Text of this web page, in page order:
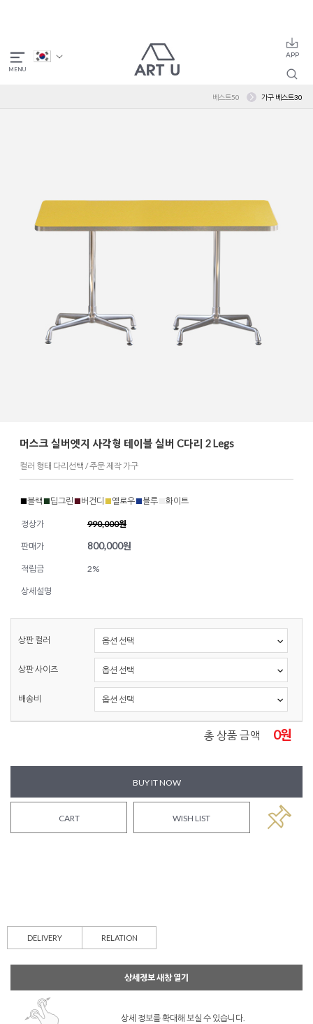
베스트50 가구 베스트30
머스크 실버엣지 사각형 테이블 실버 C다리 2 Legs
컬러 형태 다리선택 / 주문 제작 가구
■블랙■딥그린■버건디 ■옐로우■블루 화이트
정상가 990,000원
판매가 800,000원
적립금 2%
상세설명
상판 컬러
상판 사이즈
배송비
총 상품 금액 0원
BUY IT NOW
CART WISH LIST
DELIVERY RELATION
상세정보 새창 열기
상세 정보를 확대해 보실 수 있습니다.